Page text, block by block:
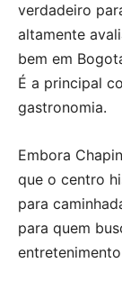
verdadeiro
altamente
bem em
É a principal
gastronomia.
Embora
que o centro
para
para quem